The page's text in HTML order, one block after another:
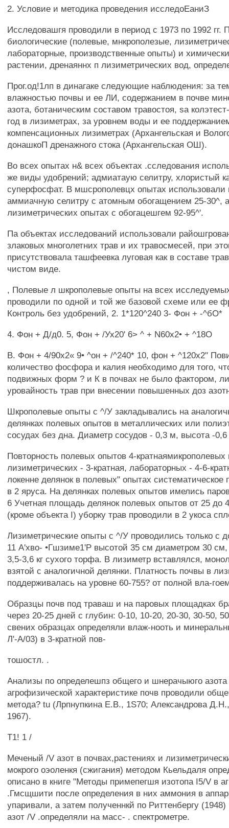
2. Условие и методика проведения исследоЕаниЗ
Исследовашгя проводили в период с 1973 по 1992 гг.
биологические (полевые, мнкрополезые,
лабораторные, производственные опыты) и
растении, дренаяннх п лизиметрических вод,
Прог.од!1лп в динагаке следующие наблюдения: за
влажностью почвы и ее ЛИ, содержанием в почве
азота, ботаническим составом травостоя, sa
год в лизиметрах, за уровнем воды и ее
компенсационных лизиметрах (Архангельская и
донашкоП дренажного стока (Архангельская ОШ).
Во всех опытах н& всех объектах .сследования
же виды удобрений; адмиатаую селитру, хлористый
суперфосфат. В мшсрополевцх опытах использовали
аммиачную селитру с атомным обогащением 25-30^,
лизиметрических опытах с обогацешгем 92-95^'.
Па объектах исследований использовали
злаковых многолетних трав и их травосмесей, при
присутствовала ташфеевка луговая как в составе
чистом виде.
, Полевые л шкрополевые опыты на всех
проводили по одной и той же базовой схеме или ее
Контроль без удобрений, 2. 1*120^240 3- Фон + -^бО*
4. Фон + Д/д0. 5, Фон + /Ух20' 6> ^ + N60x2• + ^18О
В. Фон + 4/90x2« 9• ^он + /^240* 10, фон + ^120x2"
количество фосфора и калия необходимо для того,
подвижных форм ? и К в почвах не было фактором,
уровайность трав при внесении повышенных доз
Шкрополевые опыты с ^/У закладывались на
делянках полевых опытов в металлических или
сосудах без дна. Диаметр сосудов - 0,3 м, высота -
Повторность полевых опытов 4-кратнаямикрополевых
лизиметрических - 3-кратная, лабораторных - 4-6-
локенне делянок в полевых" опытах систематическое
в 2 яруса. На делянках полевых опытов имелись
6 Учетная площадь делянок полевых опытов от 25 до
(кроме объекта I) уборку трав проводили в 2 укоса
Лизиметрические опыты с ^/У проводились только с
11 А'хво- •Гшзиме1'Р высотой 35 см диаметром 30
3,5-3,6 кг сухого торфа. В лизиметр вставлялся,
взятой с аналогичной делянки. Платность почвы в
поддерживалась на уровне 60-755? от полной вла-
Образцы почв под траваш и на паровых площадках
через 20-25 дней с глубин: 0-10, 10-20, 20-30, 30-50,
свених образцах определяли влаж-нооть и
Л'-А/03) в 3-кратной пов-
тошостл. .
Анализы по определешпз общего и шнерачыюго
агрофизической характеристике почв проводили
метода? tu (Лрпнупкина E.B., 1S70; Александрова
1967).
Т1! 1 /
Меченый /V азот в почвах,растениях и
мокрого оэоленкя (сжигания) методом Кьельдаля
описано в книге "Методы примепегшя изотопа I5/V в
.Гмсщшити после определения в них аммония в
упаривали, а затем полученнкй по Риттенбергу (1948)
азот /V .определяли на масс- . спектрометре.